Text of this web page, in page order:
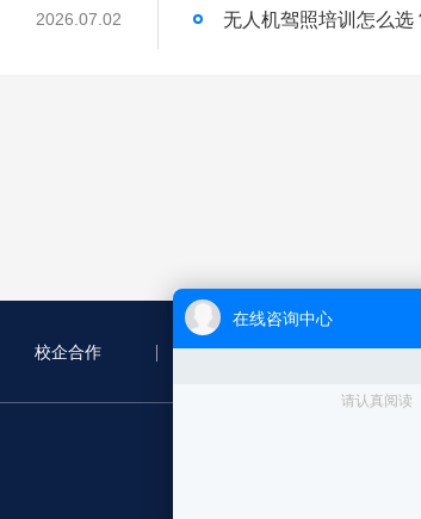
2026.07.02 无人机驾照培训怎么
校企合作 合作案例 新